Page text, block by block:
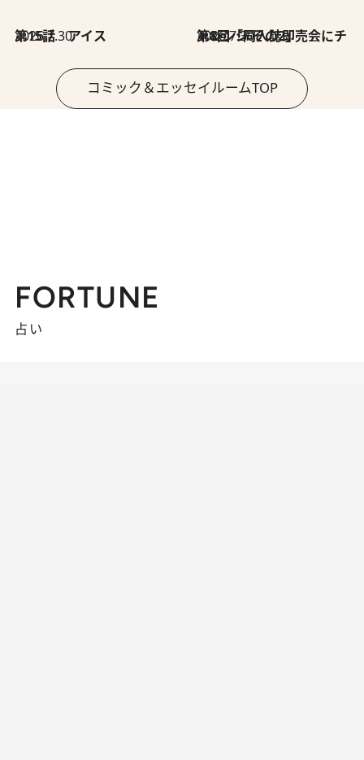
2026.7.30
第15話 アイス 2026.7.30
第8回「同人誌即売会にチャレンジ その2」
コミック＆エッセイルームTOP
FORTUNE
占い